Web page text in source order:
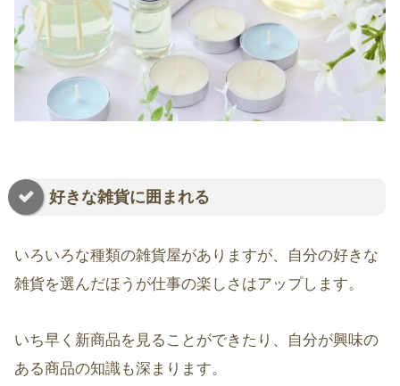
好きな雑貨に囲まれる
いろいろな種類の雑貨屋がありますが、自分の好きな
雑貨を選んだほうが仕事の楽しさはアップします。
いち早く新商品を見ることができたり、自分が興味の
ある商品の知識も深まります。